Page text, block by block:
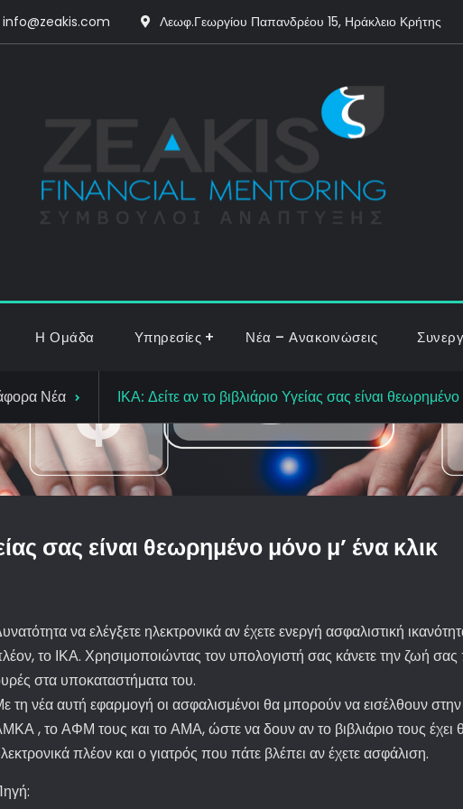
info@zeakis.com Λεωφ.Γεωργίου Παπανδρέου 15, Ηράκλειο Κρήτης
Η Ομάδα Υπηρεσίες Νέα – Ανακοινώσεις
Νέα ΙΚΑ: Δείτε αν το βιβλιάριο Υγείας σας είναι
σας είναι θεωρημένο μόνο μ’ ένα κλικ
να ελέγξετε ηλεκτρονικά αν έχετε ενεργή ασφαλιστική
το ΙΚΑ. Χρησιμοποιώντας τον υπολογιστή σας κάνετε την ζωή σας
στα υποκαταστήματα του.
τη νέα αυτή εφαρμογή οι ασφαλισμένοι θα μπορούν να εισέλθουν
, το ΑΦΜ τους και το ΑΜΑ, ώστε να δουν αν το βιβλιάριο τους έχει
πλέον και ο γιατρός που πάτε βλέπει αν έχετε ασφάλιση.